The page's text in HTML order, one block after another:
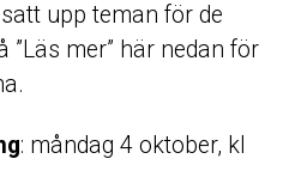
upp teman för de
mer” här nedan för
: måndag 4 oktober, kl